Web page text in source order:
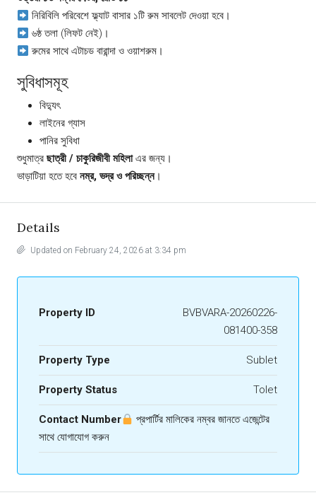
নিরিবিলি পরিবেশে ফ্ল্যাট বাসার ১টি রুম সাবলেট দেওয়া হবে।
৬ষ্ঠ তলা (লিফট নেই)।
রুমের সাথে এটাচড বারান্দা ও ওয়াশরুম।
সুবিধাসমূহ
বিদ্যুৎ
লাইনের গ্যাস
পানির সুবিধা
শুধুমাত্র ছাত্রী / চাকুরিজীবী মহিলাএর জন্য।
ভাড়াটিয়া হতে হবে নম্র, ভদ্র ও পরিচ্ছন্ন।
Details
Updated on February 24, 2026 at 3:34 pm
Property ID
BVBVARA-20260226-
081400-358
Property Type Sublet
Property Status Tolet
Contact Number
প্রপার্টির মালিকের নম্বর জানতে এজেন্টের
সাথে যোগাযোগ করুন